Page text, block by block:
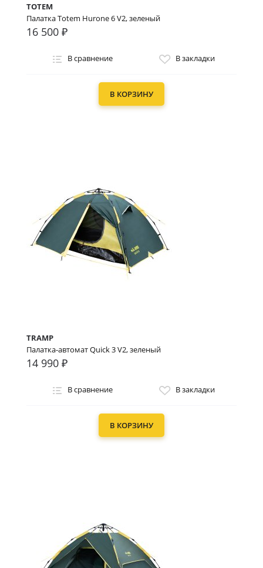
TOTEM
Палатка Totem Hurone 6 V2, зеленый
16 500 ₽
В сравнение В закладки
В КОРЗИНУ
TRAMP
Палатка-автомат Quick 3 V2, зеленый
14 990 ₽
В сравнение В закладки
В КОРЗИНУ